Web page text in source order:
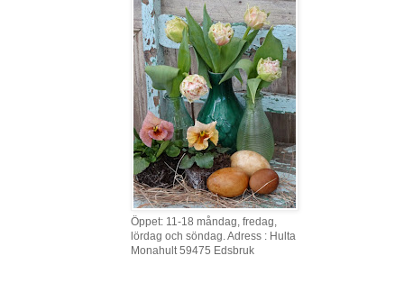
Öppet: 11-18 måndag, fredag,
lördag och söndag. Adress : Hulta
Monahult 59475 Edsbruk